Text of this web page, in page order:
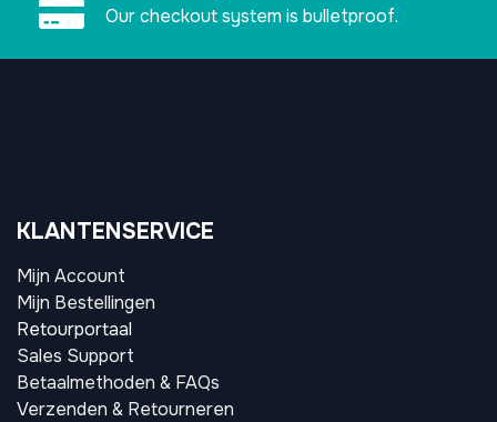
Our checkout system is bulletproof.
KLANTENSERVICE
Mijn Account
Mijn Bestellingen
Retourportaal
Sales Support
Betaalmethoden & FAQs
Verzenden & Retourneren